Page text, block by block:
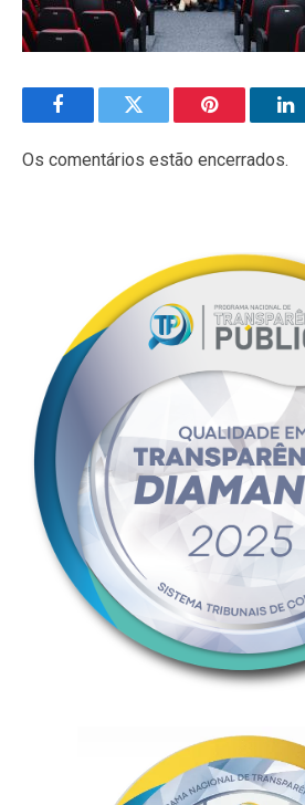
FacebookTwitter Pinterest
Os comentários estão encerrados.